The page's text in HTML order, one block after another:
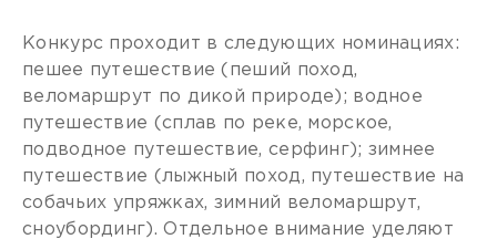
Конкурс проходит в следующих номинациях:
пешее путешествие (пеший поход,
веломаршрут по дикой природе); водное
путешествие (сплав по реке, морское,
подводное путешествие, серфинг); зимнее
путешествие (лыжный поход, путешествие на
собачьих упряжках, зимний веломаршрут,
сноубординг). Отдельное внимание уделяют